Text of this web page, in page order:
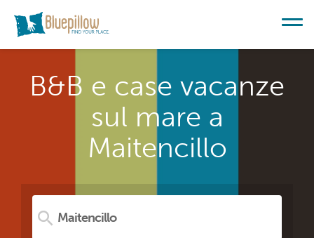
B&B e case vacanze
sul mare a
Maitencillo